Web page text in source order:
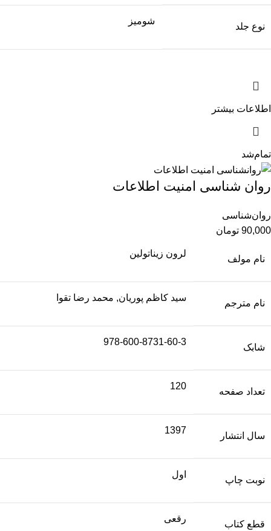
نوع جلد
شومیز
اطلاعات بیشتر
تمام‌شد
روان شناسی امنیت اطلاعات
روان‌شناسی
90,000 تومان
نام مولف
لرون زیناتولین
نام مترجم
سید کاظم پوریان, محمد رضا تقوا
شابک
978-600-8731-60-3
تعداد صفحه
120
سال انتشار
1397
نوبت چاپ
اول
قطع کتاب
رقعی